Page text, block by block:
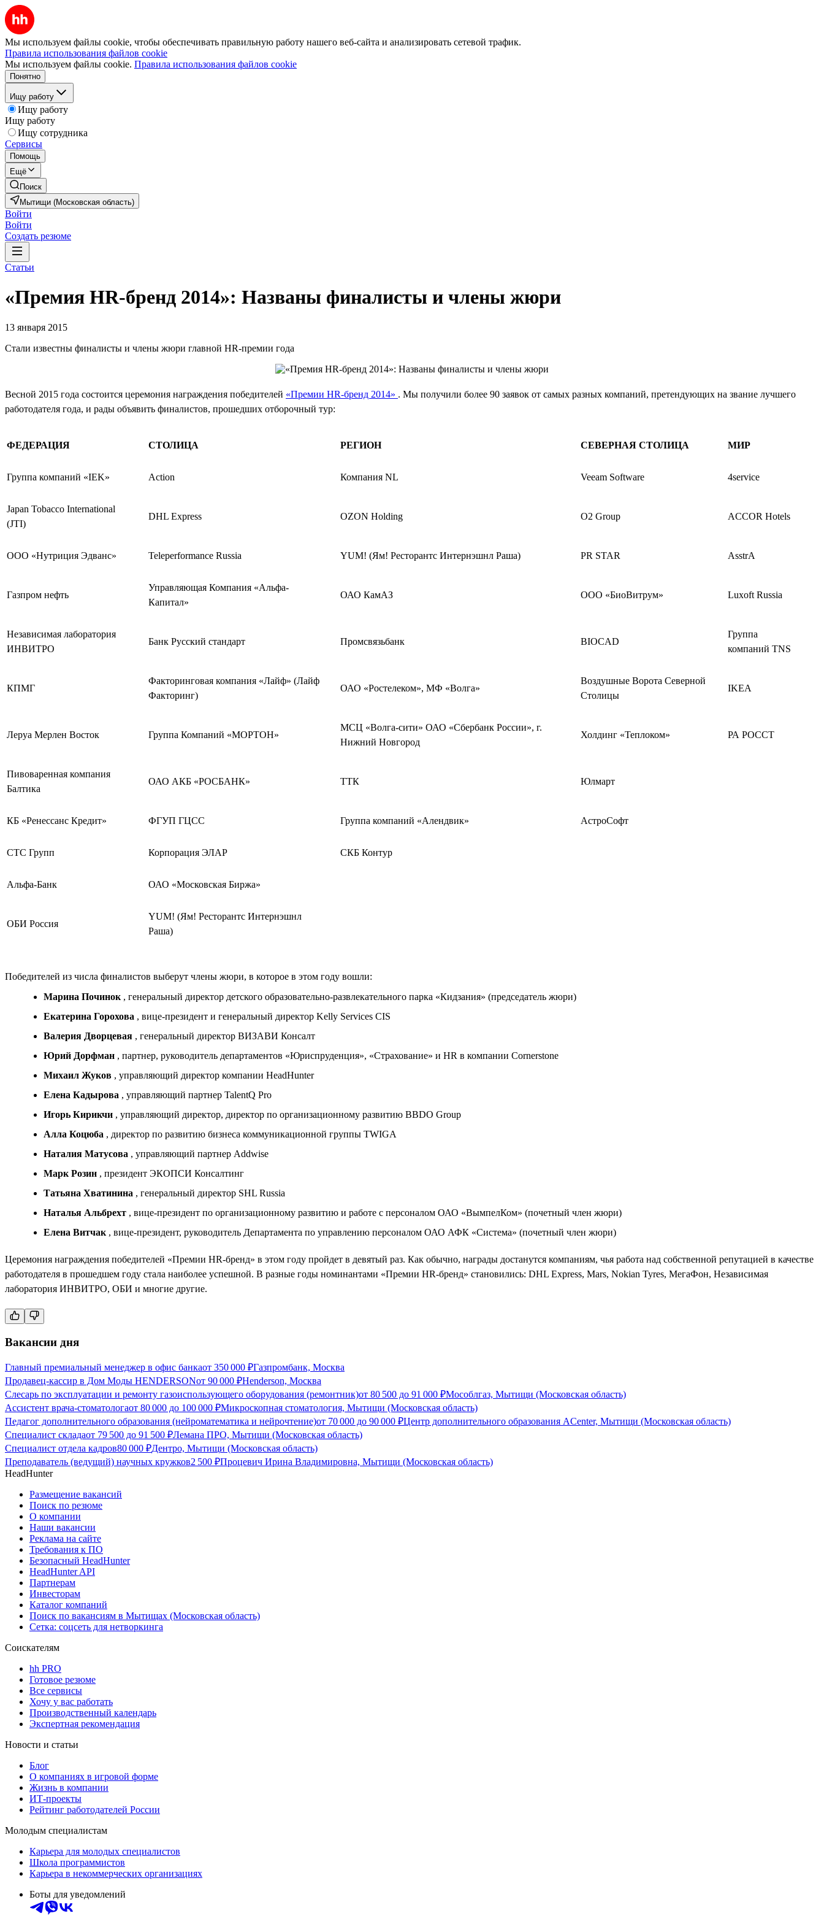
Мы используем файлы cookie, чтобы обеспечивать правильную работу нашего веб-сайта и анализировать сетевой трафик.
Правила использования файлов cookie
Мы используем файлы cookie. Правила использования файлов cookie
Понятно
Ищу работу
Ищу работу
Ищу работу
Ищу сотрудника
Сервисы
Помощь
Ещё
Поиск
Мытищи (Московская область)
Войти
Войти
Создать резюме
Статьи
«Премия HR-бренд 2014»: Названы финалисты и члены жюри
13 января 2015
Стали известны финалисты и члены жюри главной HR-премии года
Весной 2015 года состоится церемония награждения победителей «Премии HR-бренд 2014» . Мы получили более 90 заявок от самых разных компаний, претендующих на звание лучшего
работодателя года, и рады объявить финалистов, прошедших отборочный тур:
ФЕДЕРАЦИЯ СТОЛИЦА РЕГИОН СЕВЕРНАЯ СТОЛИЦА МИР
Группа компаний «IEK» Action Компания NL Veeam Software 4service
Japan Tobacco International
(JTI)
DHL Express OZON Holding O2 Group ACCOR Hotels
ООО «Нутриция Эдванс» Teleperformance Russia YUM! (Ям! Ресторантс Интернэшнл Раша) PR STAR AsstrA
Газпром нефть
Управляющая Компания «Альфа-
Капитал»
ОАО КамАЗ ООО «БиоВитрум» Luxoft Russia
Независимая лаборатория
ИНВИТРО
Банк Русский стандарт Промсвязьбанк BIOCAD
Группа
компаний TNS
КПМГ
Факторинговая компания «Лайф» (Лайф
Факторинг)
ОАО «Ростелеком», МФ «Волга»
Воздушные Ворота Северной
Столицы
IKEA
Леруа Мерлен Восток Группа Компаний «МОРТОН»
МСЦ «Волга-сити» ОАО «Сбербанк России», г.
Нижний Новгород
Холдинг «Теплоком» РА РОССТ
Пивоваренная компания
Балтика
ОАО АКБ «РОСБАНК» ТТК Юлмарт
КБ «Ренессанс Кредит» ФГУП ГЦСС Группа компаний «Алендвик» АстроСофт
СТС Групп Корпорация ЭЛАР СКБ Контур
Альфа-Банк ОАО «Московская Биржа»
ОБИ Россия
YUM! (Ям! Ресторантс Интернэшнл
Раша)
Победителей из числа финалистов выберут члены жюри, в которое в этом году вошли:
Марина Починок , генеральный директор детского образовательно-развлекательного парка «Кидзания» (председатель жюри)
Екатерина Горохова , вице-президент и генеральный директор Kelly Services CIS
Валерия Дворцевая , генеральный директор ВИЗАВИ Консалт
Юрий Дорфман , партнер, руководитель департаментов «Юриспруденция», «Страхование» и HR в компании Cornerstone
Михаил Жуков , управляющий директор компании HeadHunter
Елена Кадырова , управляющий партнер TalentQ Pro
Игорь Кирикчи , управляющий директор, директор по организационному развитию BBDO Group
Алла Коцюба , директор по развитию бизнеса коммуникационной группы TWIGA
Наталия Матусова , управляющий партнер Addwise
Марк Розин , президент ЭКОПСИ Консалтинг
Татьяна Хватинина , генеральный директор SHL Russia
Наталья Альбрехт , вице-президент по организационному развитию и работе с персоналом ОАО «ВымпелКом» (почетный член жюри)
Елена Витчак , вице-президент, руководитель Департамента по управлению персоналом ОАО АФК «Система» (почетный член жюри)
Церемония награждения победителей «Премии HR-бренд» в этом году пройдет в девятый раз. Как обычно, награды достанутся компаниям, чья работа над собственной репутацией в качестве
работодателя в прошедшем году стала наиболее успешной. В разные годы номинантами «Премии HR-бренд» становились: DHL Express, Mars, Nokian Tyres, МегаФон, Независимая
лаборатория ИНВИТРО, ОБИ и многие другие.
Вакансии дня
Главный премиальный менеджер в офис банкаот 350 000 ₽Газпромбанк, Москва
Продавец-кассир в Дом Моды HENDERSONот 90 000 ₽Henderson, Москва
Слесарь по эксплуатации и ремонту газоиспользующего оборудования (ремонтник)от 80 500 до 91 000 ₽Мособлгаз, Мытищи (Московская область)
Ассистент врача-стоматологаот 80 000 до 100 000 ₽Микроскопная стоматология, Мытищи (Московская область)
Педагог дополнительного образования (нейроматематика и нейрочтение)от 70 000 до 90 000 ₽Центр дополнительного образования ACenter, Мытищи (Московская область)
Специалист складаот 79 500 до 91 500 ₽Лемана ПРО, Мытищи (Московская область)
Специалист отдела кадров80 000 ₽Дентро, Мытищи (Московская область)
Преподаватель (ведущий) научных кружков2 500 ₽Процевич Ирина Владимировна, Мытищи (Московская область)
HeadHunter
Размещение вакансий
Поиск по резюме
О компании
Наши вакансии
Реклама на сайте
Требования к ПО
Безопасный HeadHunter
HeadHunter API
Партнерам
Инвесторам
Каталог компаний
Поиск по вакансиям в Мытищах (Московская область)
Сетка: соцсеть для нетворкинга
Соискателям
hh PRO
Готовое резюме
Все сервисы
Хочу у вас работать
Производственный календарь
Экспертная рекомендация
Новости и статьи
Блог
О компаниях в игровой форме
Жизнь в компании
ИТ-проекты
Рейтинг работодателей России
Молодым специалистам
Карьера для молодых специалистов
Школа программистов
Карьера в некоммерческих организациях
Боты для уведомлений